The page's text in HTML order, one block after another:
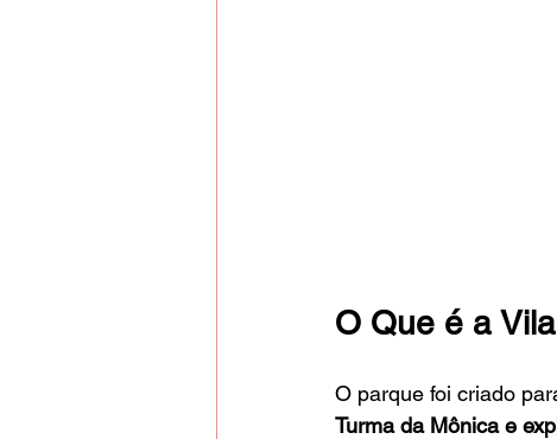
O Que é a
O parque foi criado
Turma da Mônica e